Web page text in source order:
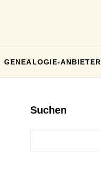
GENEALOGIE-ANBIETER
Suchen